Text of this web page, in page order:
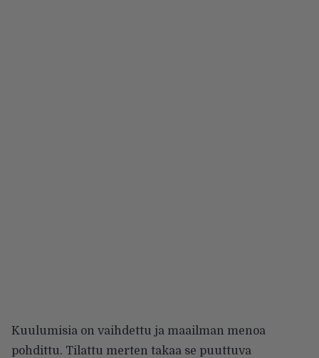
Kuulumisia on vaihdettu ja maailman menoa
pohdittu. Tilattu merten takaa se puuttuva